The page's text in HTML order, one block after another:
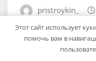
pristroykin_
Этот сайт использует
помочь вам в